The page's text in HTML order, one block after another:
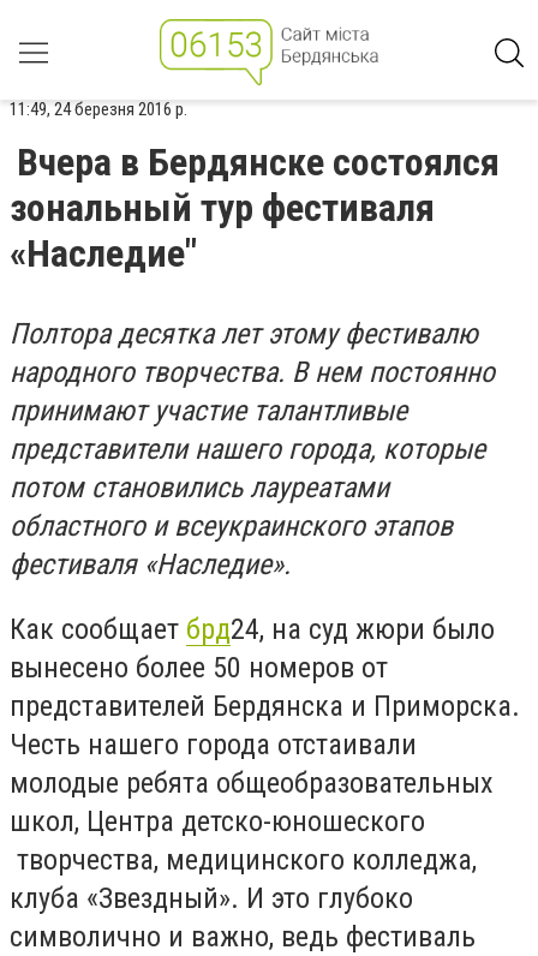
11:49, 24 березня 2016 р.
Вчера в Бердянске состоялся
зональный тур фестиваля
«Наследие"
Полтора десятка лет этому фестивалю
народного творчества. В нем постоянно
принимают участие талантливые
представители нашего города, которые
потом становились лауреатами
областного и всеукраинского этапов
фестиваля «Наследие».
Как сообщает брд24, на суд жюри было
вынесено более 50 номеров от
представителей Бердянска и Приморска.
Честь нашего города отстаивали
молодые ребята общеобразовательных
школ, Центра детско-юношеского
творчества, медицинского колледжа,
клуба «Звездный». И это глубоко
символично и важно, ведь фестиваль